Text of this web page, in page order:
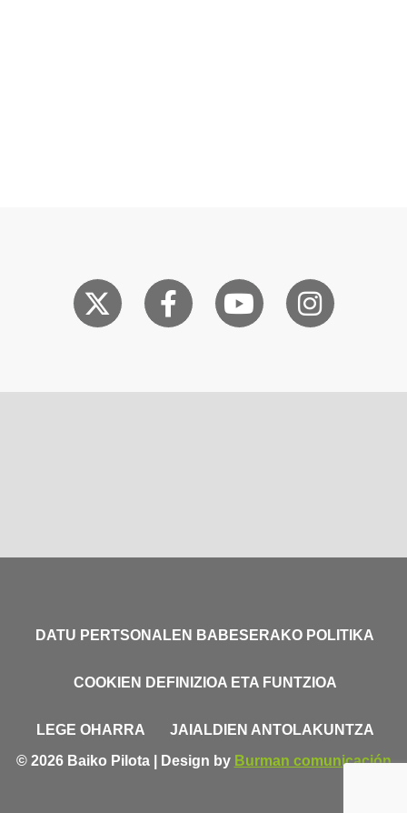
DATU PERTSONALEN BABESERAKO POLITIKA
COOKIEN DEFINIZIOA ETA FUNTZIOA
LEGE OHARRA
JAIALDIEN ANTOLAKUNTZA
© 2026 Baiko Pilota | Design by Burman comunicación